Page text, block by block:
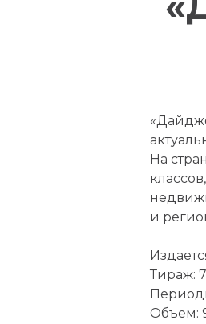
На
и
Тираж:
Объем: